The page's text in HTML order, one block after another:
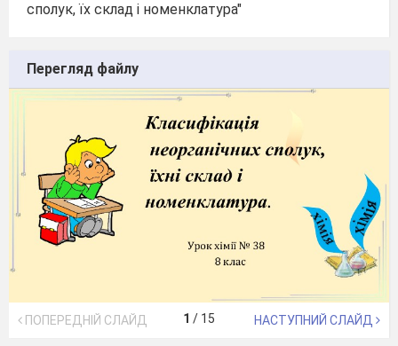
сполук, їх склад і номенклатура"
Перегляд файлу
ПОПЕРЕДНІЙ СЛАЙД 1 / 15 НАСТУПНИЙ СЛАЙД